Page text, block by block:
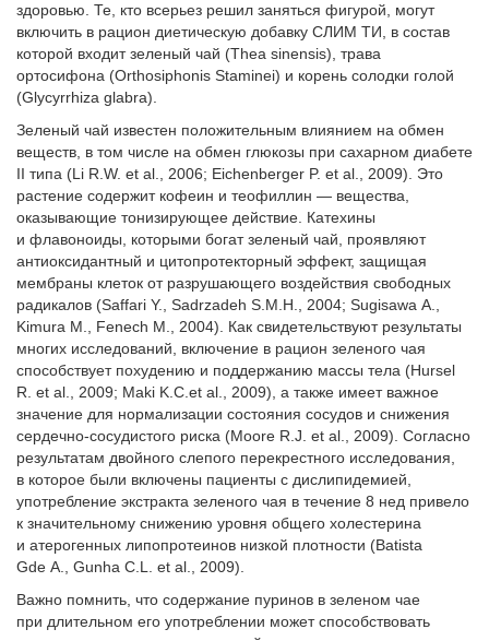
здоровью. Те, кто всерьез решил заняться фигурой, могут
включить в рацион диетическую добавку СЛИМ ТИ, в состав
которой входит зеленый чай (Thea sinensis), трава
ортосифона (Orthosiphonis Staminei) и корень солодки голой
(Glycyrrhiza glabra).
Зеленый чай известен положительным влияние­м на обмен
веществ, в том числе на обмен глюкозы при сахарном диабете
ІІ типа (Li R.W. et al., 2006; Eichenberger P. et al., 2009). Это
растение содержит кофеин и теофиллин — вещества,
оказывающие тонизирующее действие. Катехины
и флавоноиды, которыми богат зеленый чай, проявляют
антиоксидантный и цитопротекторный эффект, защищая
мембраны клеток от разрушающего воздействия свободных
радикалов (Saffari Y., Sadrzadeh S.M.H., 2004; Sugisawa A.,
Kimura M., Fenech M., 2004). Как свидетельствуют результаты
многих исследований, включение в рацион зеленого чая
способствует похудению и поддержанию массы тела (Hursel
R. et al., 2009; Maki K.C.et al., 2009), а также имеет важное
значение для нормализации состояния сосудов и снижения
сердечно-сосудистого риска (Moore R.J. et al., 2009). Согласно
результатам двойного слепого перекрестного исследования,
в которое были включены пациенты с дислипидемией,
употребление экстракта зеленого чая в течение 8 нед привело
к значительному снижению уровня общего холестерина
и атерогенных липопротеинов низкой плотности (Batista
Gde A., Gunha C.L. et al., 2009).
Важно помнить, что содержание пуринов в зеленом чае
при длительном его употреблении может способствовать